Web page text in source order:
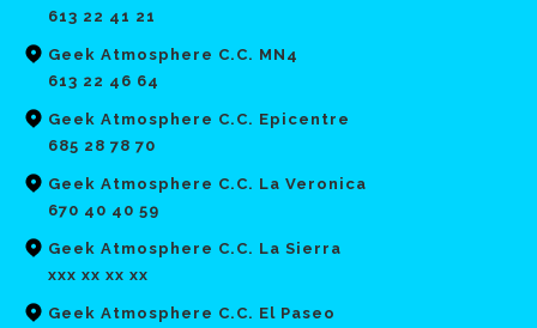
613 22 41 21
Geek Atmosphere C.C. MN4
613 22 46 64
Geek Atmosphere C.C. Epicentre
685 28 78 70
Geek Atmosphere C.C. La Veronica
670 40 40 59
Geek Atmosphere C.C. La Sierra
xxx xx xx xx
Geek Atmosphere C.C. El Paseo